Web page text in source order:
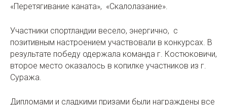
«Перетягивание каната», «Скалолазание».
Участники спортландии весело, энергично, с
позитивным настроением участвовали в конкурсах. В
результате победу одержала команда г. Костюковичи,
второе место оказалось в копилке участников из г.
Суража.
Дипломами и сладкими призами были награждены все